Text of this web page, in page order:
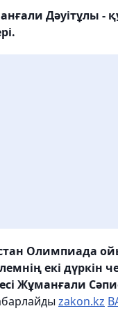
Дәуітұлы -
Олимпиада
екі дүркін
Жұманғали
zakon.kz